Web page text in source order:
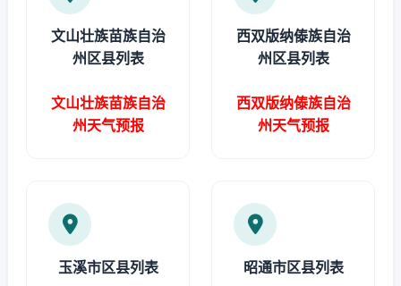
文山壮族苗族自治
州区县列表
文山壮族苗族自治
州天气预报
西双版纳傣族自治
州区县列表
西双版纳傣族自治
州天气预报
玉溪市区县列表 昭通市区县列表